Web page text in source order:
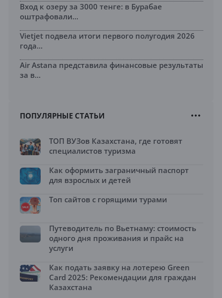
Вход к озеру за 3000 тенге: в Бурабае
оштрафовали...
Vietjet подвела итоги первого полугодия 2026
года...
Air Astana представила финансовые результаты
за в...
ПОПУЛЯРНЫЕ СТАТЬИ
ТОП ВУЗов Казахстана, где готовят
специалистов туризма
Как оформить заграничный паспорт
для взрослых и детей
Топ сайтов с горящими турами
Путеводитель по Вьетнаму: стоимость
одного дня проживания и прайс на
услуги
Как подать заявку на лотерею Green
Card 2025: Рекомендации для граждан
Казахстана